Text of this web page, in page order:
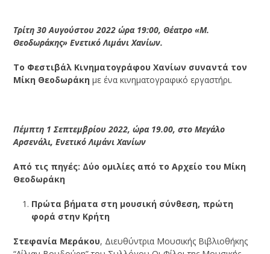
Τρίτη 30 Αυγούστου 2022 ώρα 19:00, Θέατρο «Μ.
Θεοδωράκης» Ενετικό Λιμάνι Χανίων.
Το Φεστιβάλ Κινηματογράφου Χανίων συναντά τον
Μίκη Θεοδωράκη με ένα κινηματογραφικό εργαστήρι.
Πέμπτη 1 Σεπτεμβρίου 2022, ώρα 19.00, στο Μεγάλο
Αρσενάλι, Ενετικό Λιμάνι Χανίων
Από τις πηγές: Δύο ομιλίες από το Αρχείο του Μίκη
Θεοδωράκη
Πρώτα βήματα στη μουσική σύνθεση, πρώτη
φορά στην Κρήτη
Στεφανία Μεράκου, Διευθύντρια Μουσικής Βιβλιοθήκης